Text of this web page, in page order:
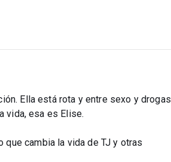
Ella está rota y entre sexo y drogas
vida, esa es Elise.
cambia la vida de TJ y otras